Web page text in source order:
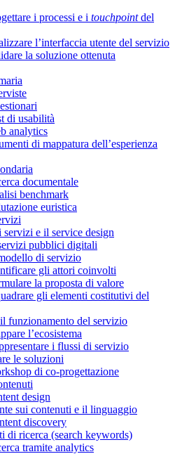
i processi e i touchpointdel
l’interfaccia utente del servizio
la soluzione ottenuta
di usabilità
analytics
di mappatura dell’esperienza
documentale
benchmark
euristica
servizi e il service design
pubblici digitali
di servizio
gli attori coinvolti
la proposta di valore
gli elementi costitutivi del
funzionamento del servizio
l’ecosistema
i flussi di servizio
le soluzioni
di co-progettazione
design
sui contenuti e il linguaggio
discovery
di ricerca (search keywords)
tramite analytics